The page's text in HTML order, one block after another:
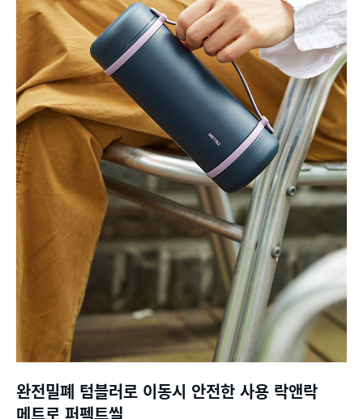
완전밀폐 텀블러로 이동시 안전한 사용 락앤락
메트로 퍼펙트씰